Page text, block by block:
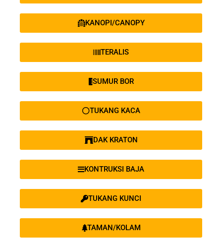
KANOPI/CANOPY
TERALIS
SUMUR BOR
TUKANG KACA
DAK KRATON
KONTRUKSI BAJA
TUKANG KUNCI
TAMAN/KOLAM